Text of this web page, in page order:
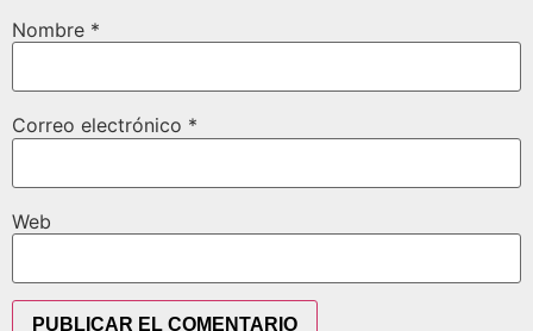
Nombre *
Correo electrónico *
Web